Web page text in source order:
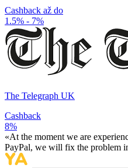
Cashback až do
1.5% - 7%
The Telegraph UK
Cashback
8%
«At the moment we are
PayPal, we will fix the problem